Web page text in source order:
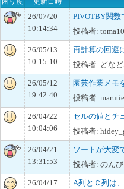
26/07/20
10:14:34
PIVOTBY関数
投稿者:
26/05/13
10:15:10
再計算の回避
投稿者: どな
26/05/12
19:42:40
園芸作業メモ
投稿者:
26/04/22
10:04:06
セルの値とチ
投稿者:
26/04/21
13:31:53
ソートが大変
投稿者: のんび
26/04/17
A列とＣ列は